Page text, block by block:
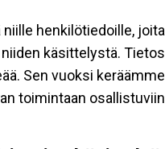
henkilötiedoille,
käsittelystä.
Sen vuoksi
toimintaan